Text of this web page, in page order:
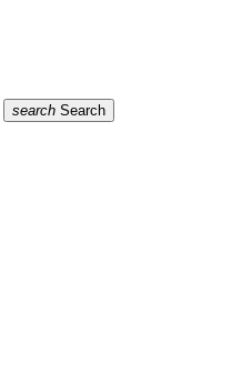
search Search